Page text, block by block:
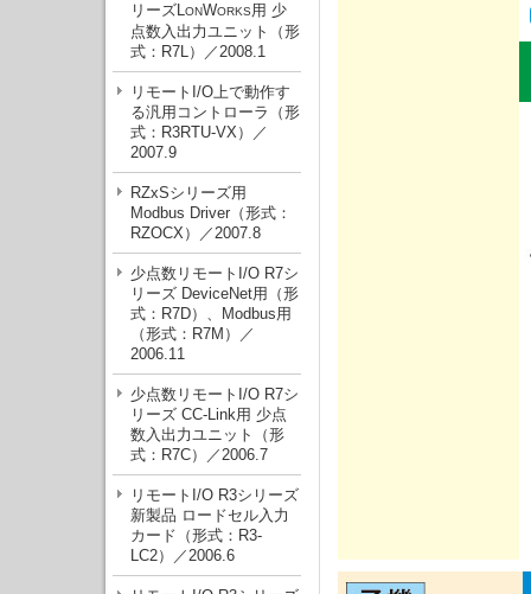
リーズLONWORKS用 少
点数入出力ユニット（形
式：R7L）／2008.1
リモートI/O上で動作す
る汎用コントローラ（形
式：R3RTU-VX）／
2007.9
RZxSシリーズ用
Modbus Driver（形式：
RZOCX）／2007.8
少点数リモートI/O R7シ
リーズ DeviceNet用（形
式：R7D）、Modbus用
（形式：R7M）／
2006.11
少点数リモートI/O R7シ
リーズ CC-Link用 少点
数入出力ユニット（形
式：R7C）／2006.7
リモートI/O R3シリーズ
新製品 ロードセル入力
カード（形式：R3-
LC2）／2006.6